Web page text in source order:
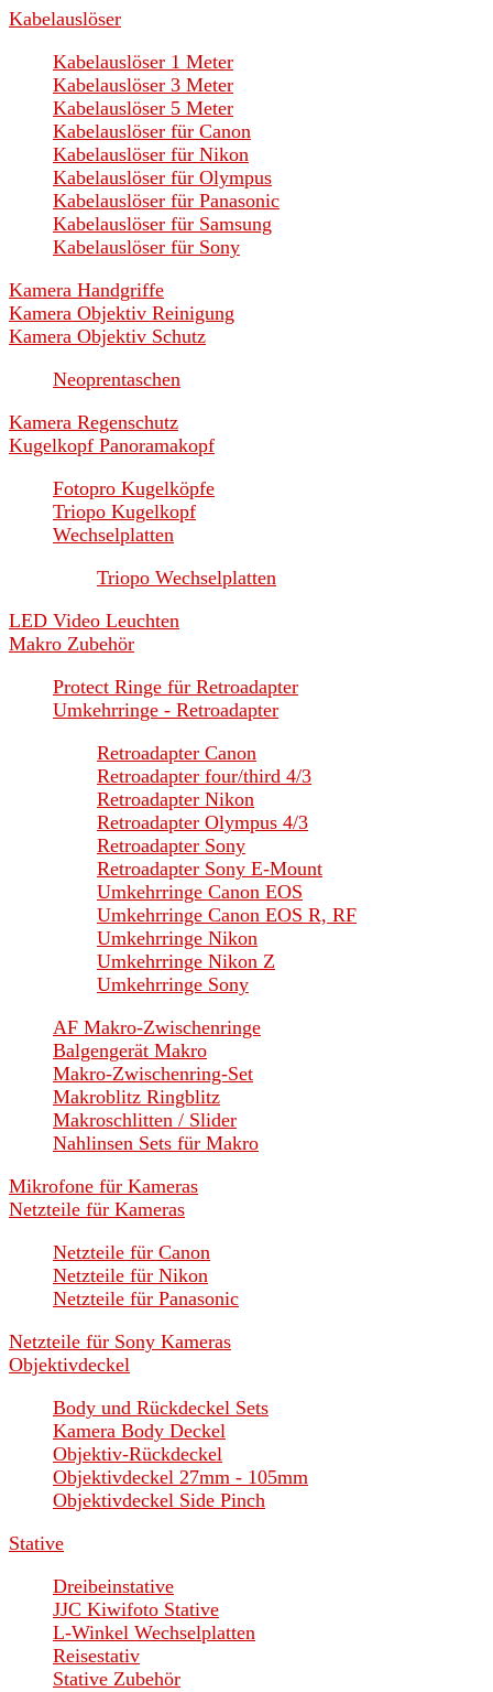
Kabelauslöser
Kabelauslöser 1 Meter
Kabelauslöser 3 Meter
Kabelauslöser 5 Meter
Kabelauslöser für Canon
Kabelauslöser für Nikon
Kabelauslöser für Olympus
Kabelauslöser für Panasonic
Kabelauslöser für Samsung
Kabelauslöser für Sony
Kamera Handgriffe
Kamera Objektiv Reinigung
Kamera Objektiv Schutz
Neoprentaschen
Kamera Regenschutz
Kugelkopf Panoramakopf
Fotopro Kugelköpfe
Triopo Kugelkopf
Wechselplatten
Triopo Wechselplatten
LED Video Leuchten
Makro Zubehör
Protect Ringe für Retroadapter
Umkehrringe - Retroadapter
Retroadapter Canon
Retroadapter four/third 4/3
Retroadapter Nikon
Retroadapter Olympus 4/3
Retroadapter Sony
Retroadapter Sony E-Mount
Umkehrringe Canon EOS
Umkehrringe Canon EOS R, RF
Umkehrringe Nikon
Umkehrringe Nikon Z
Umkehrringe Sony
AF Makro-Zwischenringe
Balgengerät Makro
Makro-Zwischenring-Set
Makroblitz Ringblitz
Makroschlitten / Slider
Nahlinsen Sets für Makro
Mikrofone für Kameras
Netzteile für Kameras
Netzteile für Canon
Netzteile für Nikon
Netzteile für Panasonic
Netzteile für Sony Kameras
Objektivdeckel
Body und Rückdeckel Sets
Kamera Body Deckel
Objektiv-Rückdeckel
Objektivdeckel 27mm - 105mm
Objektivdeckel Side Pinch
Stative
Dreibeinstative
JJC Kiwifoto Stative
L-Winkel Wechselplatten
Reisestativ
Stative Zubehör